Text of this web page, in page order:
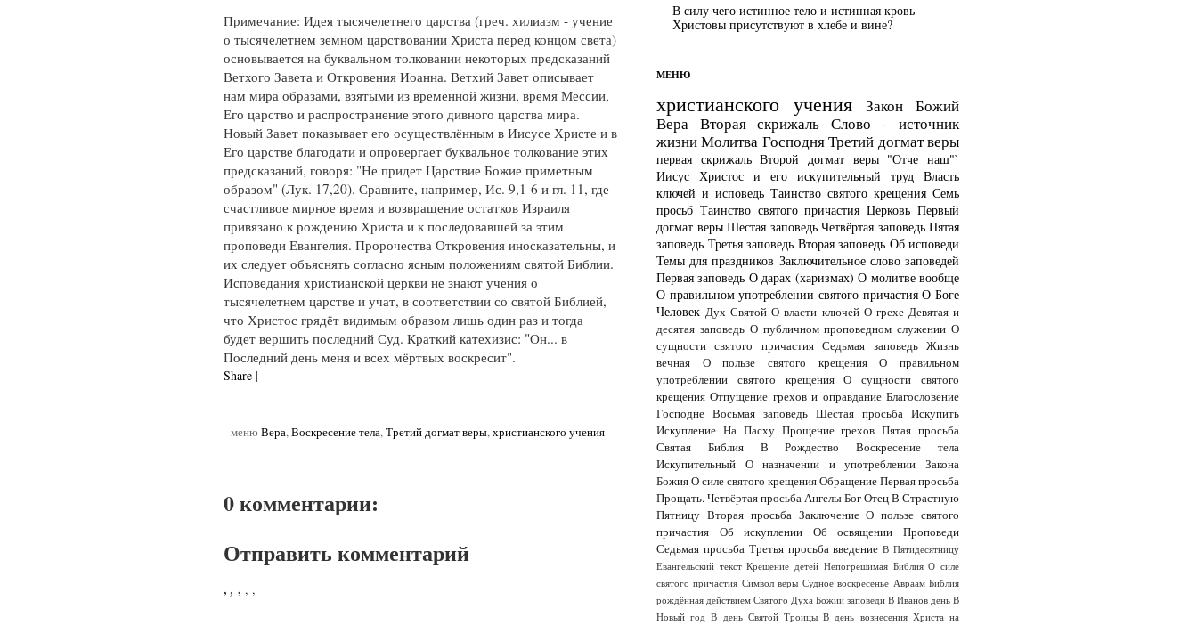
Примечание: Идея тысячелетнего царства (греч. хилиазм - учение
о тысячелетнем земном царствовании Христа перед концом света)
основывается на буквальном толковании некоторых предсказаний
Ветхого Завета и Откровения Иоанна. Ветхий Завет описывает
нам мира образами, взятыми из временной жизни, время Мессии,
Его царство и распространение этого дивного царства мира.
Новый Завет показывает его осуществлённым в Иисусе Христе и в
Его царстве благодати и опровергает буквальное толкование этих
предсказаний, говоря: "Не придет Царствие Божие приметным
образом" (Лук. 17,20). Сравните, например, Ис. 9,1-6 и гл. 11, где
счастливое мирное время и возвращение остатков Израиля
привязано к рождению Христа и к последовавшей за этим
проповеди Евангелия. Пророчества Откровения иносказательны, и
их следует объяснять согласно ясным положениям святой Библии.
Исповедания христианской церкви не знают учения о
тысячелетнем царстве и учат, в соответствии со святой Библией,
что Христос грядёт видимым образом лишь один раз и тогда
будет вершить последний Суд. Краткий катехизис: "Он... в
Последний день меня и всех мёртвых воскресит".
Share |
меню Вера,Воскресение тела,Третий догмат веры,христианского учения
0 комментарии:
Отправить комментарий
, , , , ,
В силу чего истинное тело и истинная кровь
Христовы присутствуют в хлебе и вине?
МЕНЮ
христианского учения
Закон Божий
Вера Вторая скрижаль Слово - источник
жизниМолитва ГосподняТретий догмат веры
первая скрижаль Второй догмат веры "Отче наш"`
Иисус Христос и его искупительный труд Власть
ключей и исповедь Таинство святого крещения Семь
просьб Таинство святого причастия Церковь Первый
догмат веры Шестая заповедь Четвёртая заповедь Пятая
заповедь Третья заповедь Вторая заповедь Об исповеди
Темы для праздников Заключительное слово заповедей
Первая заповедь О дарах (харизмах) О молитве вообще
О правильном употреблении святого причастия О Боге
Человек Дух Святой О власти ключей О грехе Девятая и
десятая заповедь О публичном проповедном служении О
сущности святого причастия Седьмая заповедь Жизнь
вечная
О пользе святого крещения
О правильном
употреблении святого крещения
О сущности святого
крещения Отпущение грехов и оправдание Благословение
Господне Восьмая заповедь Шестая просьба Искупить
Искупление На Пасху Прощение грехов Пятая просьба
Святая Библия
В Рождество
Воскресение тела
Искупительный
О назначении и употреблении Закона
БожияО силе святого крещенияОбращениеПервая просьба
Прощать.Четвёртая просьбаАнгелыБог ОтецВ Страстную
Пятницу Вторая просьба Заключение О пользе святого
причастия
Об искуплении Об освящении
Проповеди
Седьмая просьба Третья просьба введение В Пятидесятницу
Евангельский текст Крещение детей Непогрешимая Библия О силе
святого причастия Символ веры Судное воскресенье Авраам Библия
рождённая действием Святого Духа Божии заповеди В Иванов день В
Новый год В день Святой Троицы В день вознесения Христа на